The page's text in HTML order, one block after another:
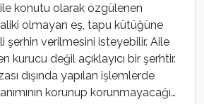
konutu olarak özgülenen
olmayan eş, tapu kütüğüne
şerhin verilmesini isteyebilir. Aile
kurucu değil açıklayıcı bir şerhtir.
dışında yapılan işlemlerde
korunup korunmayacağı…